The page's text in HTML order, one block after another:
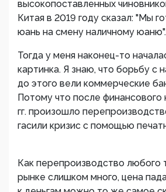
высокопоставленных
Китая в 2019 году сказал: "Мы
юань на смену наличному юаню".
Тогда у меня наконец-то
картинка. Я знаю, что борьбу с
до этого вели коммерческие
Потому что после
гг. произошло
гасили кризис с помощью
Как перепроизводство любого
рынке слишком много, цена